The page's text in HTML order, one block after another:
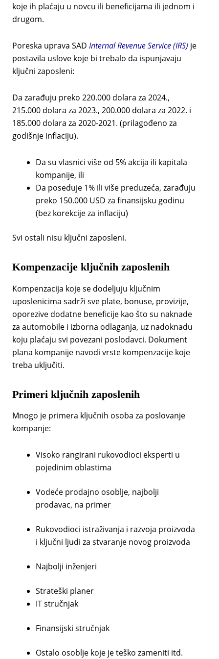
koje ih plaćaju u novcu ili beneficijama ili jednom i
drugom.
Poreska uprava SAD Internal Revenue Service (IRS) je
postavila uslove koje bi trebalo da ispunjavaju
ključni zaposleni:
Da zarađuju preko 220.000 dolara za 2024.,
215.000 dolara za 2023., 200.000 dolara za 2022. i
185.000 dolara za 2020-2021. (prilagođeno za
godišnje inflaciju).
Da su vlasnici više od 5% akcija ili kapitala
kompanije, ili
Da poseduje 1% ili više preduzeća, zarađuju
preko 150.000 USD za finansijsku godinu
(bez korekcije za inflaciju)
Svi ostali nisu ključni zaposleni.
Kompenzacije ključnih zaposlenih
Kompenzacija koje se dodeljuju ključnim
uposlenicima sadrži sve plate, bonuse, provizije,
oporezive dodatne beneficije kao što su naknade
za automobile i izborna odlaganja, uz nadoknadu
koju plaćaju svi povezani poslodavci. Dokument
plana kompanije navodi vrste kompenzacije koje
treba uključiti.
Primeri ključnih zaposlenih
Mnogo je primera ključnih osoba za poslovanje
kompanje:
Visoko rangirani rukovodioci eksperti u
pojedinim oblastima
Vodeće prodajno osoblje, najbolji
prodavac, na primer
Rukovodioci istraživanja i razvoja proizvoda
i ključni ljudi za stvaranje novog proizvoda
Najbolji inženjeri
Strateški planer
IT stručnjak
Finansijski stručnjak
Ostalo osoblje koje je teško zameniti itd.